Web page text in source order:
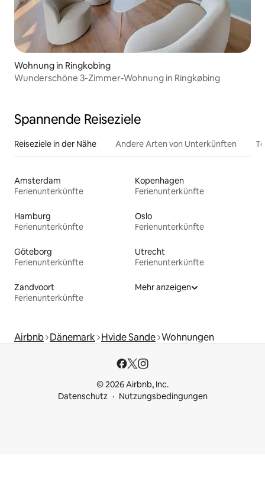
Wohnung in Ringkobing
Wunderschöne 3-Zimmer-Wohnung in Ringkøbing
Spannende Reiseziele
Reiseziele in der Nähe Andere Arten von Unterkünften
Amsterdam
Ferienunterkünfte
Kopenhagen
Ferienunterkünfte
Hamburg
Ferienunterkünfte
Oslo
Ferienunterkünfte
Göteborg
Ferienunterkünfte
Utrecht
Ferienunterkünfte
Zandvoort
Ferienunterkünfte
Mehr anzeigen
Airbnb Dänemark Hvide Sande Wohnungen
© 2026 Airbnb, Inc.
Datenschutz
Nutzungsbedingungen